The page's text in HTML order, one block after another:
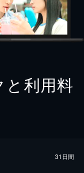
利用料
31日間